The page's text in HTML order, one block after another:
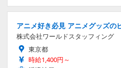
アニメ好き必見 アニメグッズの
株式会社ワールドスタッフィング
東京都
時給1,400円～